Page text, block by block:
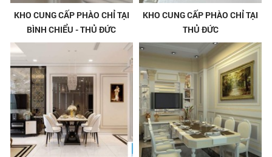
KHO CUNG CẤP PHÀO CHỈ TẠI
BÌNH CHIỂU - THỦ ĐỨC
KHO CUNG CẤP PHÀO CHỈ TẠI
THỦ ĐỨC